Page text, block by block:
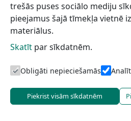
Dundagas
Doties
trešās puses sociālo mediju
pieejamus šajā tīmekļa vietnē
materiālus.
Skatīt par sīkdatnēm.
Obligāti nepieciešamās
Piekrist visām sīkdatnēm